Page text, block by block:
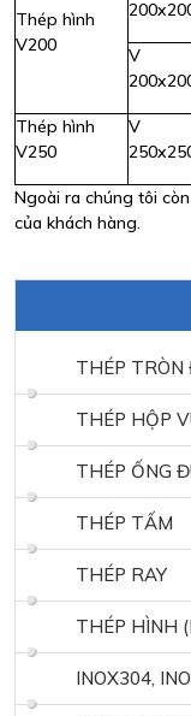
Thép hình
V200
V
Thép hình
V250
V
Ngoài ra chúng tôi
của khách hàng.
THÉP TRÒN
THÉP HỘP
THÉP ỐNG
THÉP TẤM
THÉP RAY
THÉP HÌNH
INOX304,